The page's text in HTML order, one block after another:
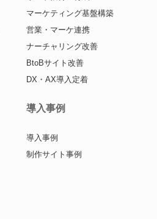
マーケティング基盤構築
営業・マーケ連携
ナーチャリング改善
BtoBサイト改善
DX・AX導入定着
導入事例
導入事例
制作サイト事例